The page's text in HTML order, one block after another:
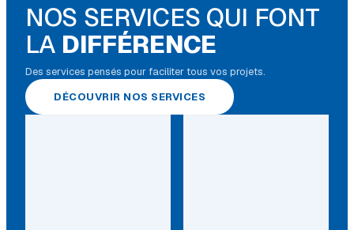
NOS SERVICES QUI FONT
LA DIFFÉRENCE
Des services pensés pour faciliter tous vos projets.
DÉCOUVRIR NOS SERVICES